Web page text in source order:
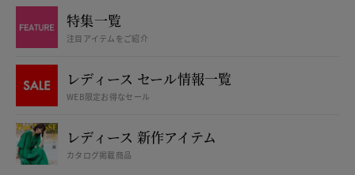
特集一覧
注目アイテムをご紹介
レディース セール情報一覧
WEB限定お得なセール
レディース 新作アイテム
カタログ掲載商品